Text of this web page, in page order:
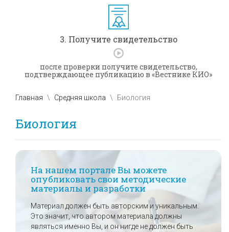
3. Получите свидетельство
после проверки получите свидетельство,
подтверждающее публикацию в «Вестнике КИО»
Главная Средняя школа Биология
Биология
На нашем портале Вы можете
опубликовать свои методические
материалы и разработки
Материал должен быть авторским и уникальным.
Это значит, что автором материала должны
являться именно Вы, и он нигде не должен быть